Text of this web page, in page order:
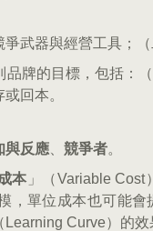
武器與經營工具；
牌的目標，包括：
回本。
與反應 競爭者。
本 」（Variable
，單位成本也可能
Learning Curve）的